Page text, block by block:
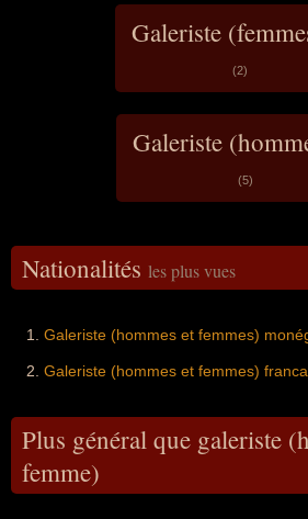
Galeriste
(2)
Galeriste
(5)
Nationalités les plus vues
Galeriste (hommes et femmes)
Galeriste (hommes et femmes)
Plus général que galeriste
femme)